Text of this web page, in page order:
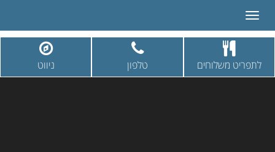
Toggle
navigation
לתפריט משלוחים טלפון ניווט